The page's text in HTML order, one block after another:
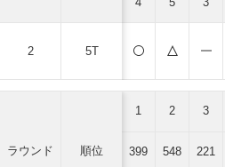
2 5T
ラウンド 順位
1 2 3
399 548 221